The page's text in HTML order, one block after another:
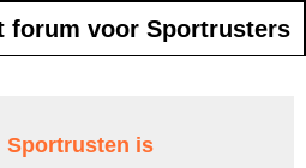
forum voor Sportrusters
Sportrusten is